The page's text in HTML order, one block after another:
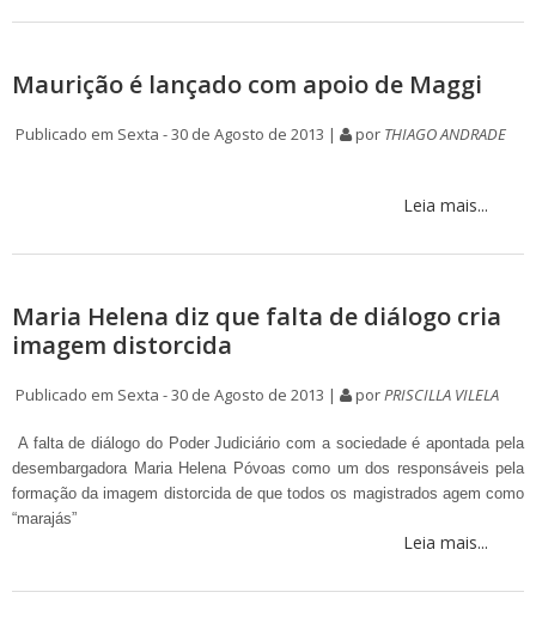
Maurição é lançado com apoio de Maggi
Publicado em Sexta - 30 de Agosto de 2013 | por THIAGO ANDRADE
Leia mais...
Maria Helena diz que falta de diálogo cria
imagem distorcida
Publicado em Sexta - 30 de Agosto de 2013 | porPRISCILLA VILELA
A falta de diálogo do Poder Judiciário com a sociedade é apontada pela
desembargadora Maria Helena Póvoas como um dos responsáveis pela
formação da imagem distorcida de que todos os magistrados agem como
“marajás”
Leia mais...